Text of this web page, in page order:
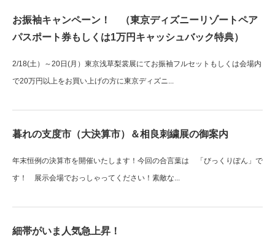
お振袖キャンペーン！ （東京ディズニーリゾートペア
パスポート券もしくは1万円キャッシュバック特典）
2/18(土）～20日(月）東京浅草梨裳展にてお振袖フルセットもしくは会場内
で20万円以上をお買い上げの方に東京ディズニ...
暮れの支度市（大決算市）＆相良刺繍展の御案内
年末恒例の決算市を開催いたします！今回の合言葉は 「びっくりぽん」で
す！ 展示会場でおっしゃってください！素敵な...
細帯がいま人気急上昇！